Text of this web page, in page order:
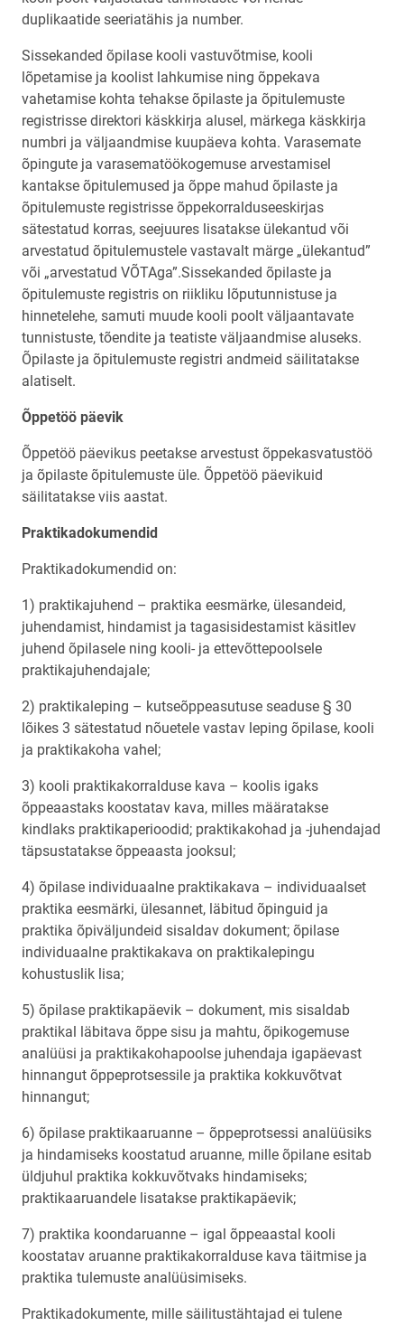
duplikaatide seeriatähis ja number.
Sissekanded õpilase kooli vastuvõtmise, kooli
lõpetamise ja koolist lahkumise ning õppekava
vahetamise kohta tehakse õpilaste ja õpitulemuste
registrisse direktori käskkirja alusel, märkega käskkirja
numbri ja väljaandmise kuupäeva kohta. Varasemate
õpingute ja varasematöökogemuse arvestamisel
kantakse õpitulemused ja õppe mahud õpilaste ja
õpitulemuste registrisse õppekorralduseeskirjas
sätestatud korras, seejuures lisatakse ülekantud või
arvestatud õpitulemustele vastavalt märge „ülekantud”
või „arvestatud VÕTAga”.Sissekanded õpilaste ja
õpitulemuste registris on riikliku lõputunnistuse ja
hinnetelehe, samuti muude kooli poolt väljaantavate
tunnistuste, tõendite ja teatiste väljaandmise aluseks.
Õpilaste ja õpitulemuste registri andmeid säilitatakse
alatiselt.
Õppetöö päevik
Õppetöö päevikus peetakse arvestust õppekasvatustöö
ja õpilaste õpitulemuste üle. Õppetöö päevikuid
säilitatakse viis aastat.
Praktikadokumendid
Praktikadokumendid on:
1) praktikajuhend – praktika eesmärke, ülesandeid,
juhendamist, hindamist ja tagasisidestamist käsitlev
juhend õpilasele ning kooli- ja ettevõttepoolsele
praktikajuhendajale;
2) praktikaleping – kutseõppeasutuse seaduse § 30
lõikes 3 sätestatud nõuetele vastav leping õpilase, kooli
ja praktikakoha vahel;
3) kooli praktikakorralduse kava – koolis igaks
õppeaastaks koostatav kava, milles määratakse
kindlaks praktikaperioodid; praktikakohad ja -juhendajad
täpsustatakse õppeaasta jooksul;
4) õpilase individuaalne praktikakava – individuaalset
praktika eesmärki, ülesannet, läbitud õpinguid ja
praktika õpiväljundeid sisaldav dokument; õpilase
individuaalne praktikakava on praktikalepingu
kohustuslik lisa;
5) õpilase praktikapäevik – dokument, mis sisaldab
praktikal läbitava õppe sisu ja mahtu, õpikogemuse
analüüsi ja praktikakohapoolse juhendaja igapäevast
hinnangut õppeprotsessile ja praktika kokkuvõtvat
hinnangut;
6) õpilase praktikaaruanne – õppeprotsessi analüüsiks
ja hindamiseks koostatud aruanne, mille õpilane esitab
üldjuhul praktika kokkuvõtvaks hindamiseks;
praktikaaruandele lisatakse praktikapäevik;
7) praktika koondaruanne – igal õppeaastal kooli
koostatav aruanne praktikakorralduse kava täitmise ja
praktika tulemuste analüüsimiseks.
Praktikadokumente, mille säilitustähtajad ei tulene